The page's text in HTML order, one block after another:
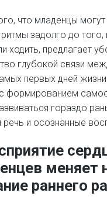
что младенцы
ритмы задолго до того,
ходить, предлагает
глубокой связи
первых дней
формированием
гораздо
речь и осознанные
меняет
раннего